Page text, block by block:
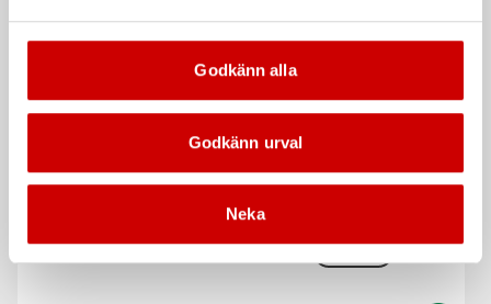
Godkänn alla
Godkänn urval
Neka
Karosseribrickor RBS ST
Sexkantsmutter M6M FZB
Stål
Hållfasthetsklass 8